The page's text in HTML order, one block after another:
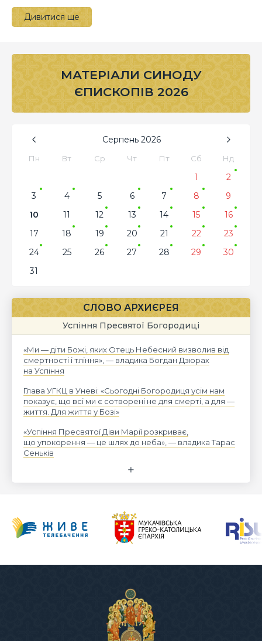
Дивитися ще
МАТЕРІАЛИ СИНОДУ
ЄПИСКОПІВ 2026
Серпень 2026
Пн Вт Ср Чт Пт Сб Нд
1
2
3
4 5 6 7 8
9
10
11 12 13 14 15
16
17
18 19 20 21 22
23
24
25 26 27 28 29
30
31
СЛОВО АРХИЄРЕЯ
Успіння Пресвятої Богородиці
«Ми — діти Божі, яких Отець Небесний визволив від
смертності і тління», — владика Богдан Дзюрах
на Успіння
Глава УГКЦ в Уневі: «Сьогодні Богородиця усім нам
показує, що всі ми є сотворені не для смерті, а для —
життя. Для життя у Бозі»
«Успіння Пресвятої Діви Марії розкриває,
що упокорення — це шлях до неба», — владика Тарас
Сеньків